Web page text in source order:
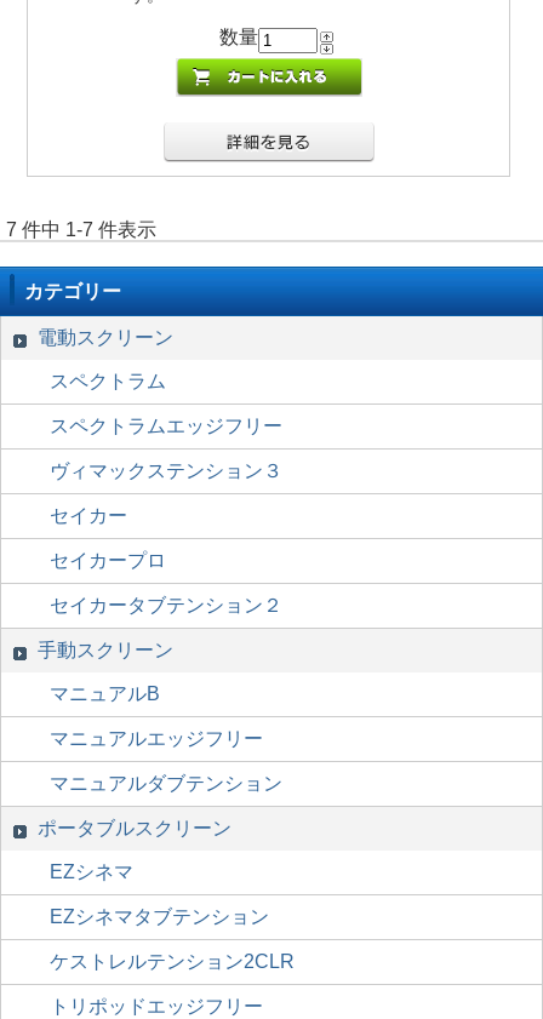
数量
7 件中 1-7 件表示
カテゴリー
電動スクリーン
スペクトラム
スペクトラムエッジフリー
ヴィマックステンション３
セイカー
セイカープロ
セイカータブテンション２
手動スクリーン
マニュアルB
マニュアルエッジフリー
マニュアルダブテンション
ポータブルスクリーン
EZシネマ
EZシネマタブテンション
ケストレルテンション2CLR
トリポッドエッジフリー